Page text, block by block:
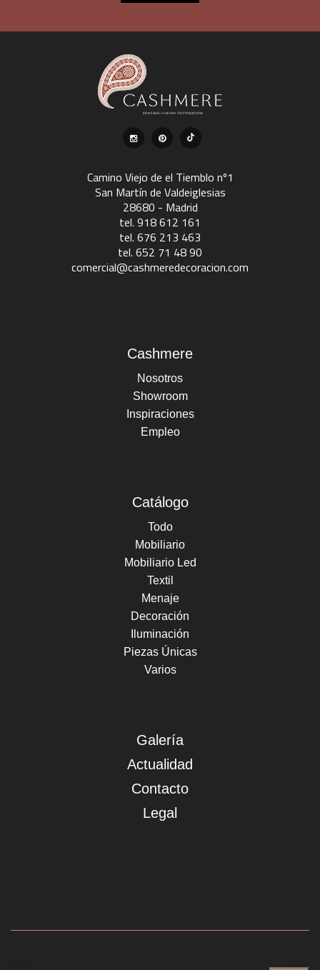
Camino Viejo de el Tiemblo nº1
San Martín de Valdeiglesias
28680 - Madrid
tel. 918 612 161
tel. 676 213 463
tel. 652 71 48 90
comercial@cashmeredecoracion.com
Cashmere
Nosotros
Showroom
Inspiraciones
Empleo
Catálogo
Todo
Mobiliario
Mobiliario Led
Textil
Menaje
Decoración
Iluminación
Piezas Únicas
Varios
Galería
Actualidad
Contacto
Legal